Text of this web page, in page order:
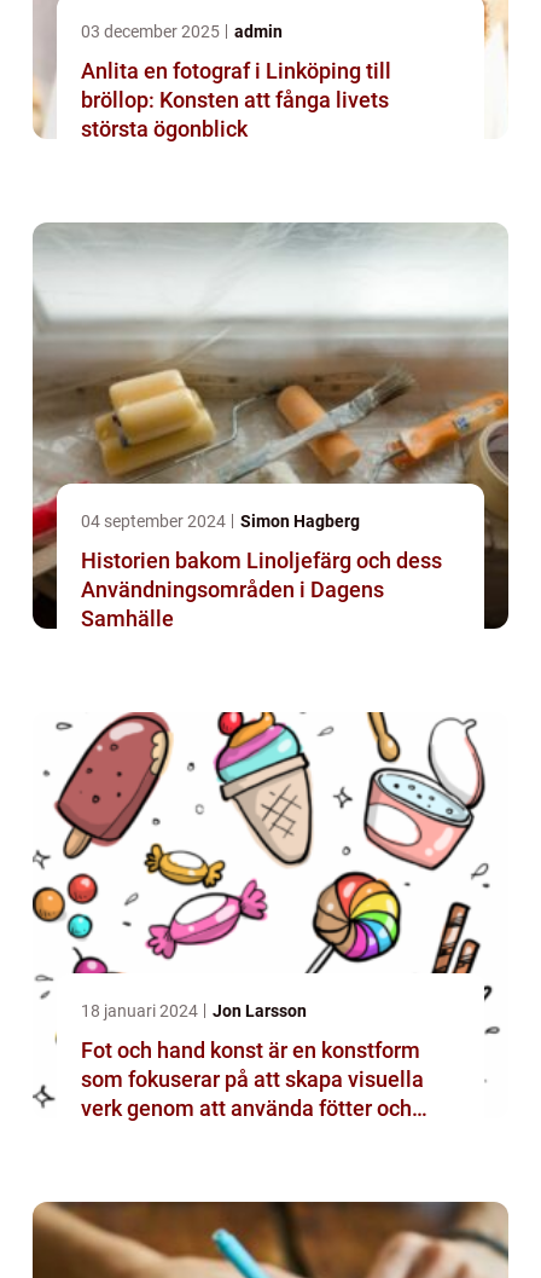
03 december 2025 admin
Anlita en fotograf i Linköping till
bröllop: Konsten att fånga livets
största ögonblick
04 september 2024 Simon Hagberg
Historien bakom Linoljefärg och dess
Användningsområden i Dagens
Samhälle
18 januari 2024 Jon Larsson
Fot och hand konst är en konstform
som fokuserar på att skapa visuella
verk genom att använda fötter och